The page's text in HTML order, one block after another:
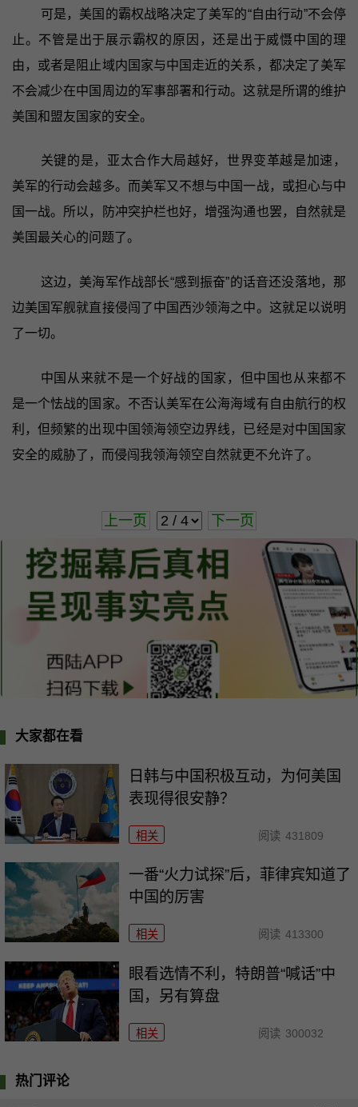
可是，美国的霸权战略决定了美军的“自由行动”不会停
止。不管是出于展示霸权的原因，还是出于威慑中国的理
由，或者是阻止域内国家与中国走近的关系，都决定了美军
不会减少在中国周边的军事部署和行动。这就是所谓的维护
美国和盟友国家的安全。
关键的是，亚太合作大局越好，世界变革越是加速，
美军的行动会越多。而美军又不想与中国一战，或担心与中
国一战。所以，防冲突护栏也好，增强沟通也罢，自然就是
美国最关心的问题了。
这边，美海军作战部长“感到振奋”的话音还没落地，那
边美国军舰就直接侵闯了中国西沙领海之中。这就足以说明
了一切。
中国从来就不是一个好战的国家，但中国也从来都不
是一个怯战的国家。不否认美军在公海海域有自由航行的权
利，但频繁的出现中国领海领空边界线，已经是对中国国家
安全的威胁了，而侵闯我领海领空自然就更不允许了。
上一页 下一页
大家都在看
日韩与中国积极互动，为何美国
表现得很安静？
相关 阅读 431809
一番“火力试探”后，菲律宾知道了
中国的厉害
相关 阅读 413300
眼看选情不利，特朗普“喊话”中
国，另有算盘
相关 阅读 300032
热门评论